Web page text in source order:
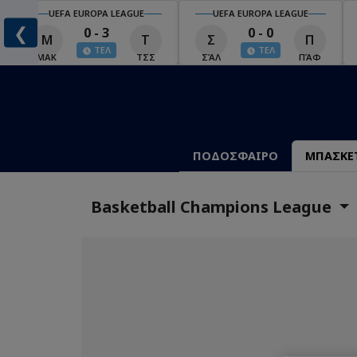
❮
UEFA EUROPA LEAGUE
Μ
ΜΑΚ
0 - 3
ΤΕΛ
Τ
ΤΣΣ
UEFA EUROPA LEAGUE
Σ
ΣΆΛ
0 - 0
ΤΕΛ
Π
ΠΆΦ
ΠΟΔΟΣΦΑΙΡΟ
Basketball Champions League